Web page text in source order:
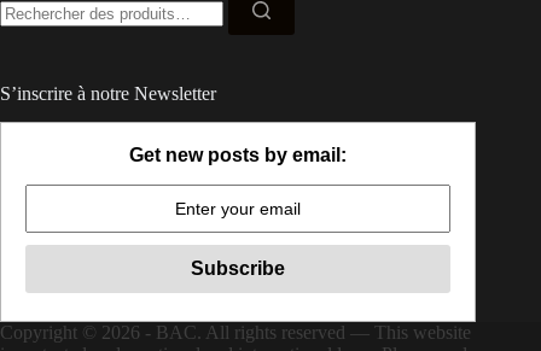
pour :
S’inscrire à notre Newsletter
Get new posts by email:
Copyright © 2026 - BAC. All rights reserved — This website